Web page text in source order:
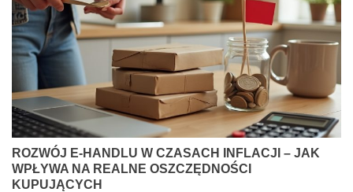
ROZWÓJ E-HANDLU W CZASACH INFLACJI – JAK
WPŁYWA NA REALNE OSZCZĘDNOŚCI
KUPUJĄCYCH